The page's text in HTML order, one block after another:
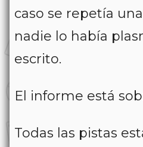
caso se repetía
nadie lo había
escrito.
El informe está
Todas las pistas